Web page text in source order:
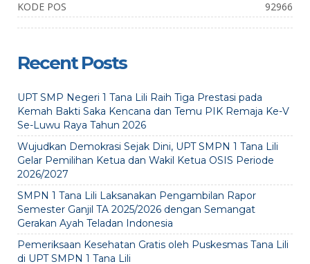
KODE POS
92966
Recent Posts
UPT SMP Negeri 1 Tana Lili Raih Tiga Prestasi pada
Kemah Bakti Saka Kencana dan Temu PIK Remaja Ke-V
Se-Luwu Raya Tahun 2026
Wujudkan Demokrasi Sejak Dini, UPT SMPN 1 Tana Lili
Gelar Pemilihan Ketua dan Wakil Ketua OSIS Periode
2026/2027
SMPN 1 Tana Lili Laksanakan Pengambilan Rapor
Semester Ganjil TA 2025/2026 dengan Semangat
Gerakan Ayah Teladan Indonesia
Pemeriksaan Kesehatan Gratis oleh Puskesmas Tana Lili
di UPT SMPN 1 Tana Lili